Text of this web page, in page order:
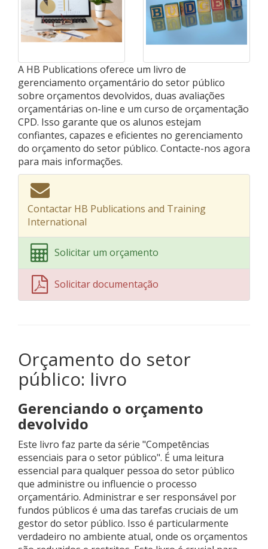
A HB Publications oferece um livro de
gerenciamento orçamentário do setor público
sobre orçamentos devolvidos, duas avaliações
orçamentárias on-line e um curso de orçamentação
CPD. Isso garante que os alunos estejam
confiantes, capazes e eficientes no gerenciamento
do orçamento do setor público. Contacte-nos agora
para mais informações.
Contactar HB Publications and Training
International
Solicitar um orçamento
Solicitar documentação
Orçamento do setor
público: livro
Gerenciando o orçamento
devolvido
Este livro faz parte da série "Competências
essenciais para o setor público". É uma leitura
essencial para qualquer pessoa do setor público
que administre ou influencie o processo
orçamentário. Administrar e ser responsável por
fundos públicos é uma das tarefas cruciais de um
gestor do setor público. Isso é particularmente
verdadeiro no ambiente atual, onde os orçamentos